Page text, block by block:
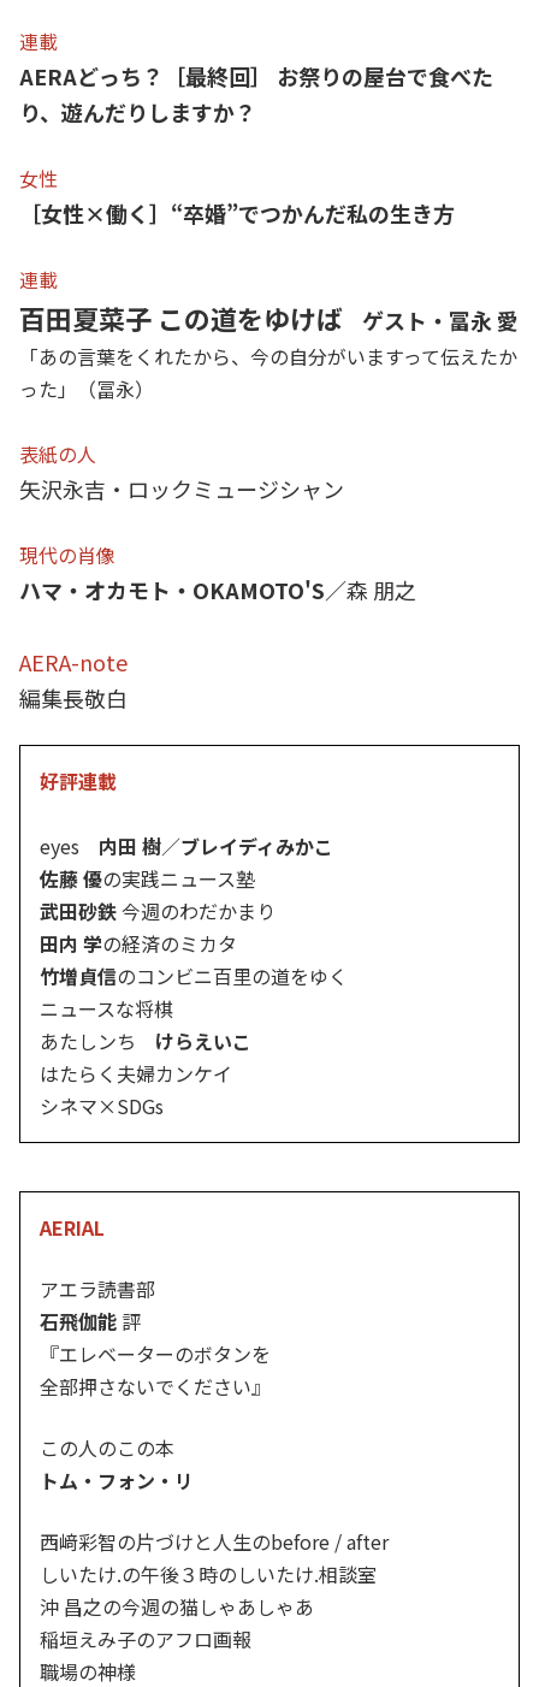
連載
AERAどっち？［最終回］ お祭りの屋台で食べた
り、遊んだりしますか？
女性
［女性×働く］“卒婚”でつかんだ私の生き方
連載
百田夏菜子 この道をゆけば ゲスト・冨永 愛
「あの言葉をくれたから、今の自分がいますって伝えたか
った」（冨永）
表紙の人
矢沢永吉・ロックミュージシャン
現代の肖像
ハマ・オカモト・OKAMOTO'S／森 朋之
AERA-note
編集長敬白
好評連載
eyes 内田 樹／ブレイディみかこ
佐藤 優の実践ニュース塾
武田砂鉄今週のわだかまり
田内 学の経済のミカタ
竹増貞信のコンビニ百里の道をゆく
ニュースな将棋
あたしンち けらえいこ
はたらく夫婦カンケイ
シネマ×SDGs
AERIAL
アエラ読書部
石飛伽能 評
『エレベーターのボタンを
全部押さないでください』
この人のこの本
トム・フォン・リ
西﨑彩智の片づけと人生のbefore / after
しいたけ.の午後３時のしいたけ.相談室
沖 昌之の今週の猫しゃあしゃあ
稲垣えみ子のアフロ画報
職場の神様